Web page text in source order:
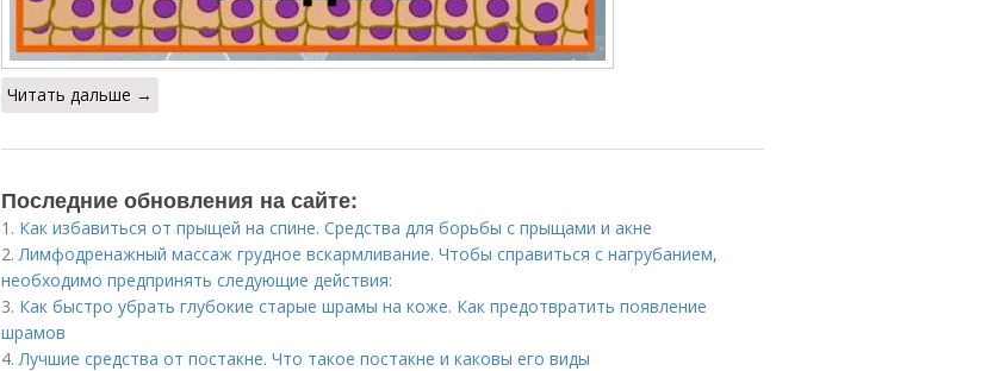
Читать дальше →
Последние обновления на сайте:
1. Как избавиться от прыщей на спине. Средства для борьбы с прыщами и акне
2.Лимфодренажный массаж грудное вскармливание. Чтобы справиться с нагрубанием,
необходимо предпринять следующие действия:
3. Как быстро убрать глубокие старые шрамы на коже. Как предотвратить появление
шрамов
4.Лучшие средства от постакне. Что такое постакне и каковы его виды